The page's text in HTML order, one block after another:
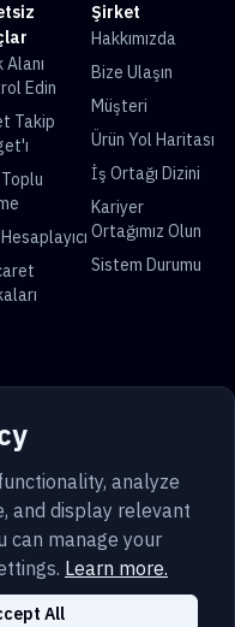
analyze
and display relevant
can manage your
Learn more.
All
Alanı
Edin
Takip
Şirket
Hakkımızda
Bize Ulaşın
Müşteri
Ürün Yol Haritası
İş Ortağı Dizini
Kariyer
Ortağımız Olun
Sistem Durumu
Güvenlik
Trust